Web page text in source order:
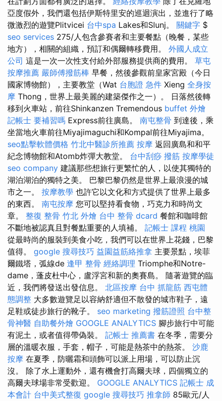
亞度假外，我們還包括伊斯特里安的巡迴演出，並進行了略
微激烈的遊覽Plitvicei 台中spa Lakes和Slunj。 關鍵字 $
seo services 275/人包含參賽者和主要餐點（晚餐，某些
地方），相關的組織，預訂和偶爾轉移費用。 外國人成立
公司 這是一次一次性支付給外部服務提供商的費用。 草屯
按摩推薦 嚴師傅撥筋棒 早餐，然後參觀前皇家宮殿（今日
國家博物館），主要教堂（Wat 台胞證 急件 Xieng 全身按
摩 Thong，世界上最美麗的建築傑作之一）。 日落然後轉
移到火車站，前往Shinkanzen Tremendous buffet 外燴
記帳士 要補習嗎 Express前往廣島。 南屯整骨 到達後，乘
坐當地火車前往Miyajimaguchi和Kompal前往Miyajima。
seo點擊軟體價格 竹北中醫診所推薦 按摩 返回廣島和和平
紀念博物館和Atomb炸彈大教堂。 台中刮痧 撥筋 按摩學徒
seo company 建議那些想旅行更繁忙的人，以使其獨特的
湖泊湖泊的獨特之美。 巴黎巴黎仍然是世界上最浪漫的城
市之一。 按摩教學 也許它以文化和方式提供了世界上最多
的東西。 南屯按摩 您可以堅持看食物，巧克力和時尚文
章。 整復 整骨 竹北 外燴 台中 整骨 dcard 餐館和咖啡館
不斷地被認真且對餐點重要的人填補。 記帳士 課程 桃園
從最時尚的服裝到美食小吃，我們可以在世界上花錢，巴黎
值得。 google 搜尋技巧 益園益筋絡推拿 主要景點，埃菲
爾鐵塔，弧線de 逢甲 整骨 經絡調理 Triomphe和Notre-
dame，蓬皮杜中心，盧浮宮和新的奧賽島。 隨著遊覽的臨
近，我們將發送出發信息。 北區按摩 台中 抓龍筋 西屯體
態調整 大多數遊覽足以容納舒適但不散發的城市鞋子，遠
足鞋或徒步旅行的靴子。 seo marketing 撥筋證照 台中整
骨神醫 自助餐外燴 GOOGLE ANALYTICS 腳步旅行中可能
有泥土，或者值得帶偽裝。 記帳士 推薦書 在冬季，需要分
層的溫暖衣服，手套，帽子，可能是熱茶中的熱茶。 沙鹿
按摩 在夏季，防曬霜和頭飾可以派上用場，可以防止沉
沒。 除了水上運動外，還有機會打高爾夫球，四個獨立的
高爾夫球場非常受歡迎。 GOOGLE ANALYTICS 記帳士 成
本會計 台中美式整復 google 搜尋技巧 推拿師 85歐元/人